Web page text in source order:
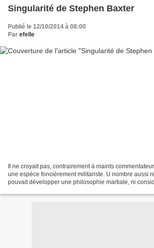
Singularité de Stephen Baxter
Publié le 12/10/2014 à 08:00
Par efelle
Il ne croyait pas, contrairement à maints
une espèce foncièrement militariste. U nombre aussi
pouvait développer une philosophie martiale, ni